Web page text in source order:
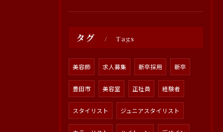
タグ Tags
美容師 求人募集 新卒採用 新卒
豊田市 美容室 正社員 経験者
スタイリスト ジュニアスタイリスト